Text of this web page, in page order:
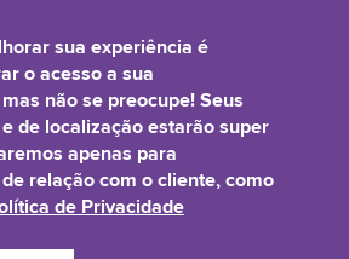
Caprate
de coco, ácido caprílico e ácido cáprico usado
para os cabelos e agente emulsionante
deixa um toque macio sem engordurar
os fios.
sua experiência é
o acesso a sua
não se preocupe! Seus
de localização estarão super
apenas para
relação com o cliente, como
de Privacidade